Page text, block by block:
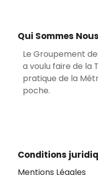
Qui Sommes Nous
Le Groupement
a voulu faire de la
pratique de la
poche.
Conditions
Mentions Légales